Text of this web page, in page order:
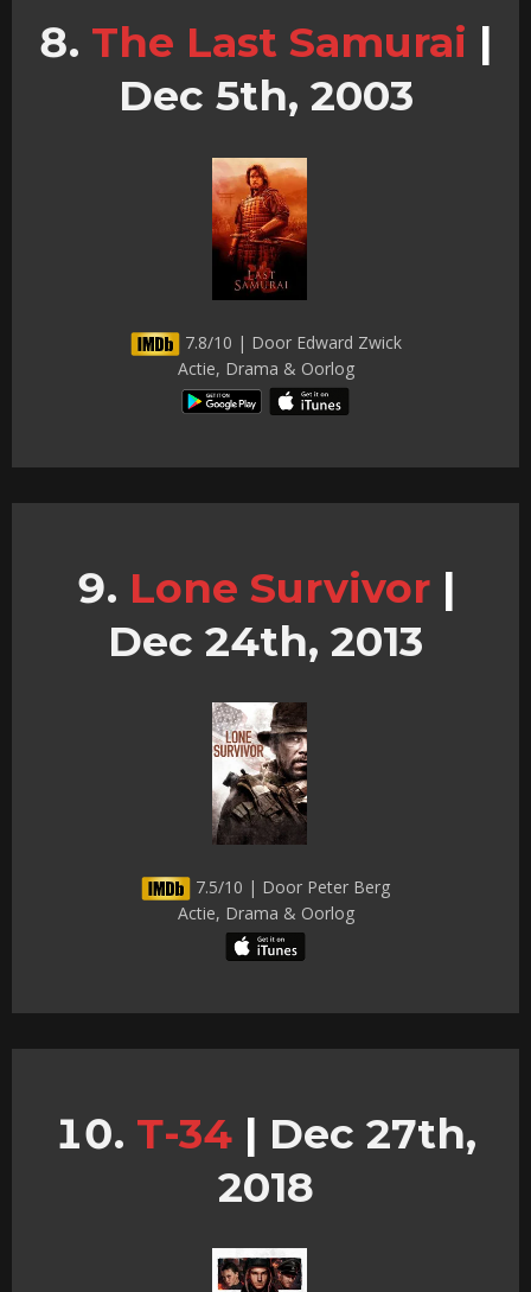
The Last Samurai |
Dec 5th, 2003
7.8/10 | Door Edward Zwick
Actie, Drama & Oorlog
Lone Survivor |
Dec 24th, 2013
7.5/10 | Door Peter Berg
Actie, Drama & Oorlog
Т-34 | Dec 27th,
2018